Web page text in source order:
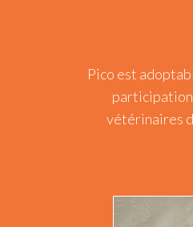
Pico est
participation
vétérinaires